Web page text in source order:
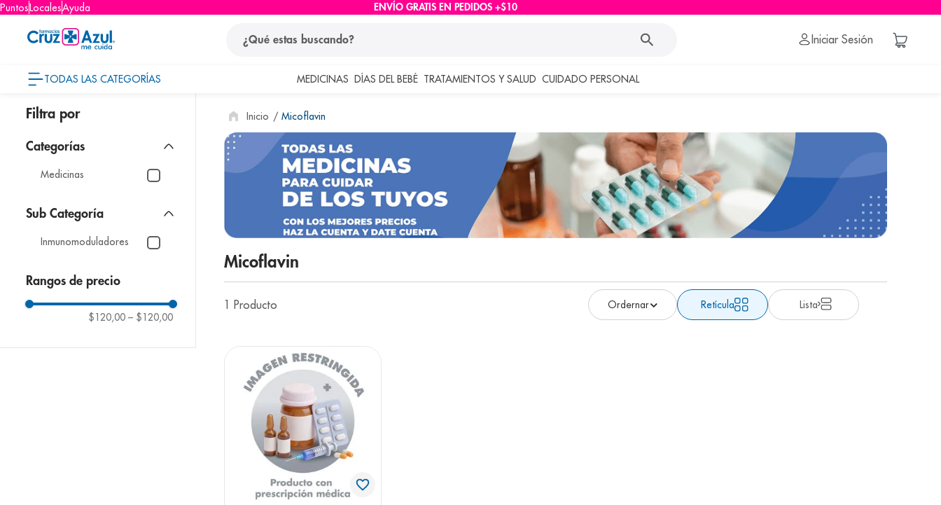
PuntosLocalesAyuda ENVÍO GRATIS EN PEDIDOS +$10
Iniciar Sesión
TODAS LAS CATEGORÍAS MEDICINAS DÍAS DEL BEBÉ TRATAMIENTOS Y SALUD CUIDADO PERSONAL
Medicinas
Inmunomoduladores
Rangos de precio
$120,00 – $120,00
Micoflavin
Micoflavin
1 Producto Retícula Lista
términos más buscados
1. protector solar
pañales
3 eucerin
cerave
nivea
7. bioderma